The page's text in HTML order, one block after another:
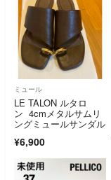
ミュール
LE TALON ルタロ
ン 4cmメタルサムリ
ングミュールサンダル
¥6,900